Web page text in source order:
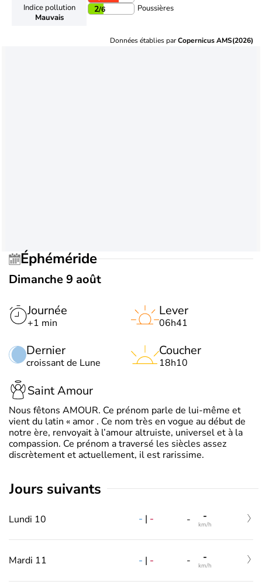
Indice pollution
Mauvais
2/6 Poussières
Données établies parCopernicus AMS(2026)
Éphéméride
Dimanche 9 août
Journée
+1 min
Dernier
croissant de Lune
Lever
06h41
Coucher
18h10
Saint Amour
Nous fêtons AMOUR. Ce prénom parle de lui-même et
vient du latin « amor . Ce nom très en vogue au début de
notre ère, renvoyait à l’amour altruiste, universel et à la
compassion. Ce prénom a traversé les siècles assez
discrètement et actuellement, il est rarissime.
jours suivants
Lundi 10 - | - - -
km/h
Mardi 11 - | - - -
km/h